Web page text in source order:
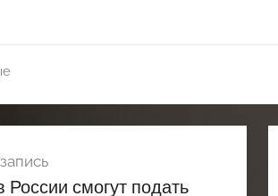
России смогут подать